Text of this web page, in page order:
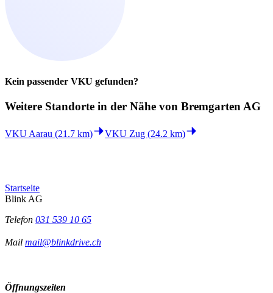
Kein passender VKU gefunden?
Weitere Standorte in der Nähe von Bremgarten AG
VKU Aarau (21.7 km) VKU Zug (24.2 km)
Startseite
Blink AG
Telefon 031 539 10 65
Mail mail@blinkdrive.ch
Öffnungszeiten